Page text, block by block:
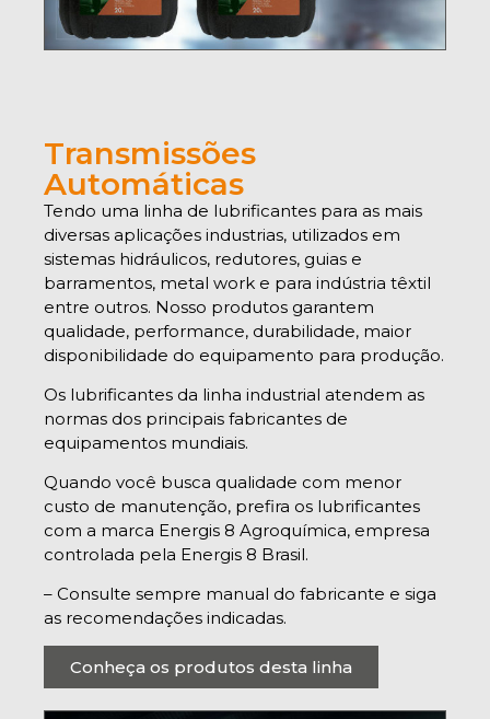
Transmissões
Automáticas
Tendo uma linha de lubrificantes para as mais
diversas aplicações industrias, utilizados em
sistemas hidráulicos, redutores, guias e
barramentos, metal work e para indústria têxtil
entre outros. Nosso produtos garantem
qualidade, performance, durabilidade, maior
disponibilidade do equipamento para produção.
Os lubrificantes da linha industrial atendem as
normas dos principais fabricantes de
equipamentos mundiais.
Quando você busca qualidade com menor
custo de manutenção, prefira os lubrificantes
com a marca Energis 8 Agroquímica, empresa
controlada pela Energis 8 Brasil.
– Consulte sempre manual do fabricante e siga
as recomendações indicadas.
Conheça os produtos desta linha